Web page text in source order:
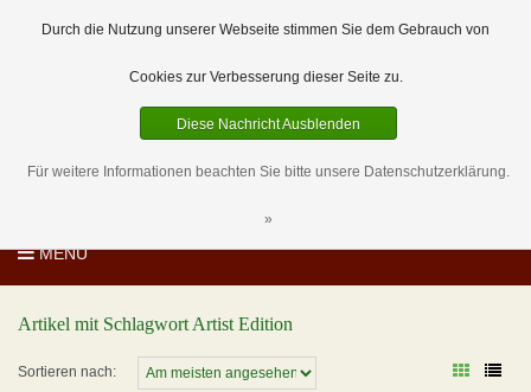
0 Artikel
DE
EUR
MENU
Artikel mit Schlagwort Artist Edition
Sortieren nach:
Durch die Nutzung unserer Webseite stimmen Sie dem Gebrauch von
Cookies zur Verbesserung dieser Seite zu.
Diese Nachricht Ausblenden
Für weitere Informationen beachten Sie bitte unsere Datenschutzerklärung.
»